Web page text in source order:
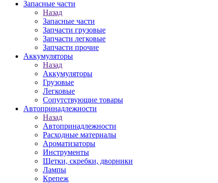
Запасные части
Назад
Запасные части
Запчасти грузовые
Запчасти легковые
Запчасти прочие
Аккумуляторы
Назад
Аккумуляторы
Грузовые
Легковые
Сопутствующие товары
Автопринадлежности
Назад
Автопринадлежности
Расходные материалы
Ароматизаторы
Инструменты
Щетки, скребки, дворники
Лампы
Крепеж